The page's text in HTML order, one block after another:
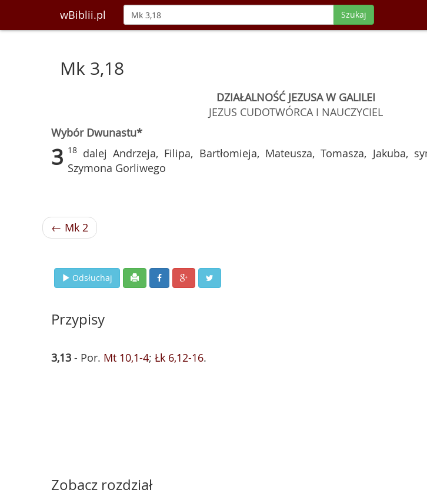
wBiblii.pl Szukaj
Mk 3,18
DZIAŁALNOŚĆ JEZUSA W GALILEI
JEZUS CUDOTWÓRCA I NAUCZYCIEL
Wybór Dwunastu*
3 18 dalej Andrzeja, Filipa, Bartłomieja, Mateusza, Tomasza, Jakuba,
Szymona Gorliwego
← Mk 2
Odsłuchaj
Przypisy
3,13 - Por. Mt 10,1-4; Łk 6,12-16.
Zobacz rozdział